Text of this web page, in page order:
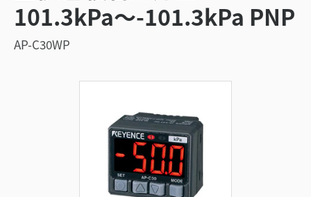
101.3kPa～-101.3kPa PNP
AP-C30WP